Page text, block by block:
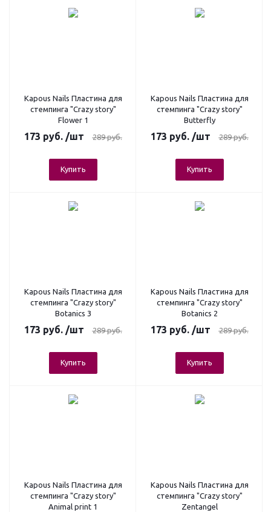
Kapous Nails Пластина для
стемпинга "Crazy story"
Flower 1
173 руб. /шт 289руб.
Купить
Kapous Nails Пластина для
стемпинга "Crazy story"
Butterfly
173 руб. /шт 289руб.
Купить
Kapous Nails Пластина для
стемпинга "Crazy story"
Botanics 3
173 руб. /шт 289руб.
Купить
Kapous Nails Пластина для
стемпинга "Crazy story"
Botanics 2
173 руб. /шт 289руб.
Купить
Kapous Nails Пластина для
стемпинга "Crazy story"
Animal print 1
Kapous Nails Пластина для
стемпинга "Crazy story"
Zentangel